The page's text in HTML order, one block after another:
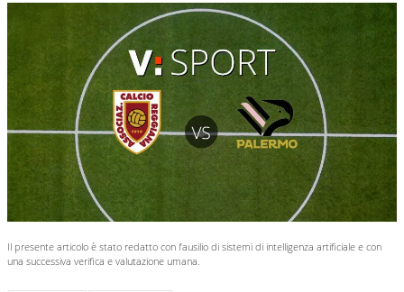
Il presente articolo è stato redatto con l’ausilio di sistemi di intelligenza artificiale e con
una successiva verifica e valutazione umana.